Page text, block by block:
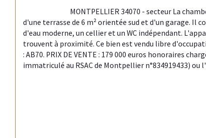
d'une terrasse de 6 m² orientée sud et d'un garage. Il
d'eau moderne, un cellier et un WC indépendant.
trouvent à proximité. Ce bien est vendu libre
: AB70. PRIX DE VENTE : 179 000 euros honoraires
immatriculé au RSAC de Montpellier n°834919433) ou